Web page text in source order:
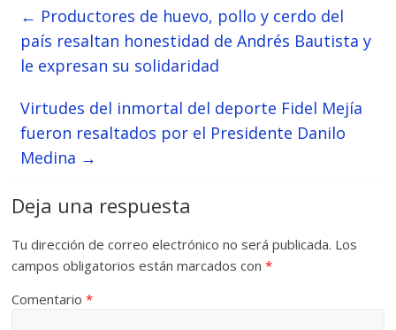
← Productores de huevo, pollo y cerdo del
país resaltan honestidad de Andrés Bautista y
le expresan su solidaridad
Virtudes del inmortal del deporte Fidel Mejía
fueron resaltados por el Presidente Danilo
Medina →
Deja una respuesta
Tu dirección de correo electrónico no será publicada. Los
campos obligatorios están marcados con*
Comentario*